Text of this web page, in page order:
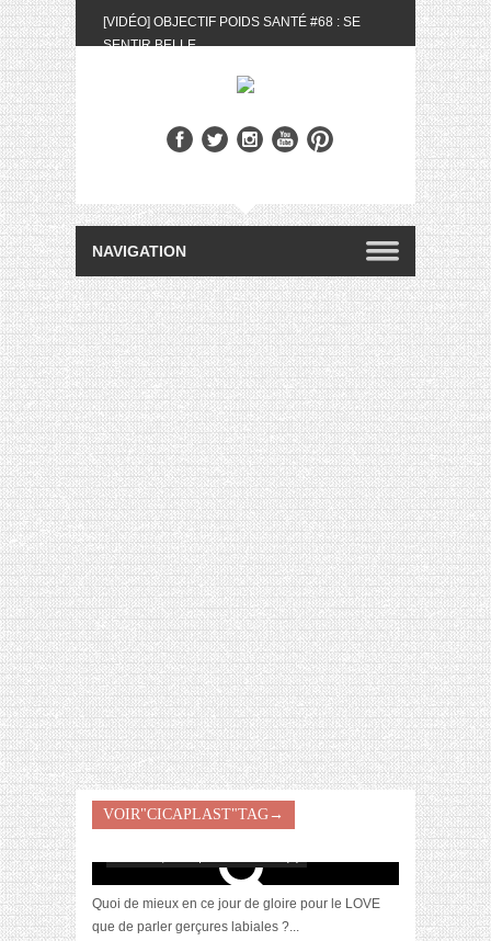
[VIDÉO] OBJECTIF POIDS SANTÉ #68 : SE
SENTIR BELLE
BIOTYFULL BOX DU MOIS DE MAI 2024 FEAT.
[VIDÉO] QUITOQUE #10 : MEAL PREP &
CONVIVIALITÉ
[VIDÉO] UNBOXING : LES MY LITTLE &
BIOTYFULL BOX DU MOIS D’AVRIL 2024
FEAT. AKILA
[VIDÉO] OBJECTIF POIDS SANTÉ #67 : L’AVIS
DES AUTRES, CE N’EST QUE LA VIE DES
AUTRES
[VIDÉO] UNBOXING : LES MY LITTLE &
BIOTYFULL BOX DES MOIS DE FÉVRIER ET
MARS 2024 FEAT. AKILA
[VIDÉO] LA SÉLECTION DU MOIS
#JANVIER2024
[VIDÉO] HELLOFRESH #34 : IDÉES
RECETTES RISOTTO
VOIR"CICAPLAST"TAG→
[Revue] Cicaplast mains et lèvres par La
Roche Posay : ma protection de l’hiver
Quoi de mieux en ce jour de gloire pour le LOVE
que de parler gerçures labiales ?...